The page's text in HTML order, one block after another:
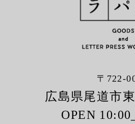
〒722-
広島県尾道市
OPEN